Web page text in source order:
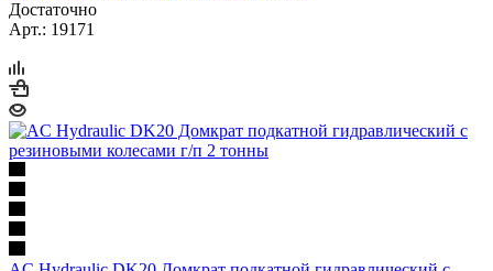
Достаточно
Арт.: 19171